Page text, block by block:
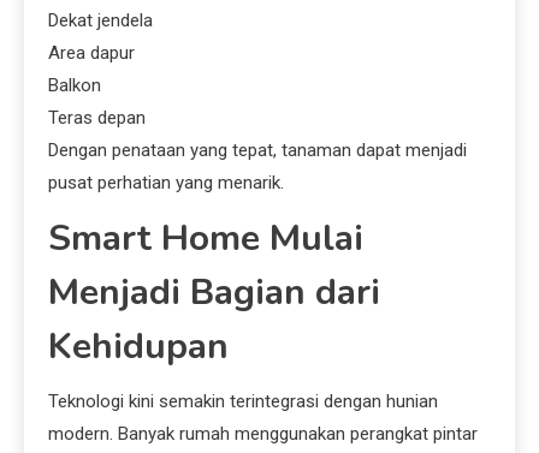
Dekat jendela
Area dapur
Balkon
Teras depan
Dengan penataan yang tepat, tanaman dapat menjadi
pusat perhatian yang menarik.
Smart Home Mulai
Menjadi Bagian dari
Kehidupan
Teknologi kini semakin terintegrasi dengan hunian
modern. Banyak rumah menggunakan perangkat pintar